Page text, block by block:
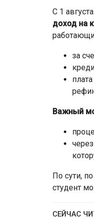
С 1
доход на
за
Важный
По сути,
студент
СЕЙЧАС